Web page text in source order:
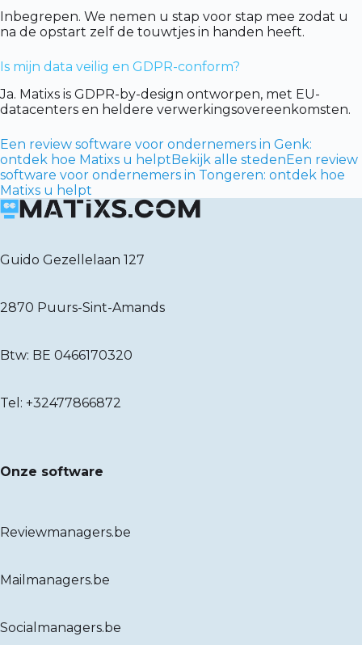
Inbegrepen. We nemen u stap voor stap mee zodat u
na de opstart zelf de touwtjes in handen heeft.
Is mijn data veilig en GDPR-conform?
Ja. Matixs is GDPR-by-design ontworpen, met EU-
datacenters en heldere verwerkingsovereenkomsten.
Een review software voor ondernemers in Genk:
ontdek hoe Matixs u helptBekijk alle stedenEen review
software voor ondernemers in Tongeren: ontdek hoe
Matixs u helpt
Guido Gezellelaan 127
2870 Puurs-Sint-Amands
Btw: BE 0466170320
Tel: +32477866872
Onze software
Reviewmanagers.be
Mailmanagers.be
Socialmanagers.be